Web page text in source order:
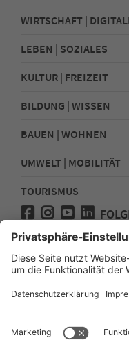
WIRTSCHAFT |
LEBEN | SOZIALES
KULTUR | FREIZEIT
BILDUNG | WISSEN
BAUEN | WOHNEN
UMWELT | MOBILITÄT
TOURISMUS
Presse
Kontakt
Impressum
Sitemap